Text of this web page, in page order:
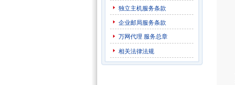
独立主机服务条款
企业邮局服务条款
万网代理 服务总章
相关法律法规